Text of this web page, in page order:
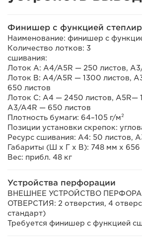
Финишер с функцией
Наименование: финишер с
Количество лотков: 3
сшивания:
Лоток A: A4/A5R — 250 листов,
Лоток B: A4/A5R — 1300 листов,
650 листов
Лоток C: A4 — 2450 листов, A5R—
A3/A4R — 650 листов
Плотность бумаги: 64–105 г/м²
Позиции установки скрепок:
Ресурс сшивания: A4: 50 листов,
Габариты (Ш х Г х В): 748 мм x 656
Вес: прибл. 48 кг
Устройства перфорации
ВНЕШНЕЕ УСТРОЙСТВО
ОТВЕРСТИЯ: 2 отверстия, 4
стандарт)
Требуется финишер с функцией